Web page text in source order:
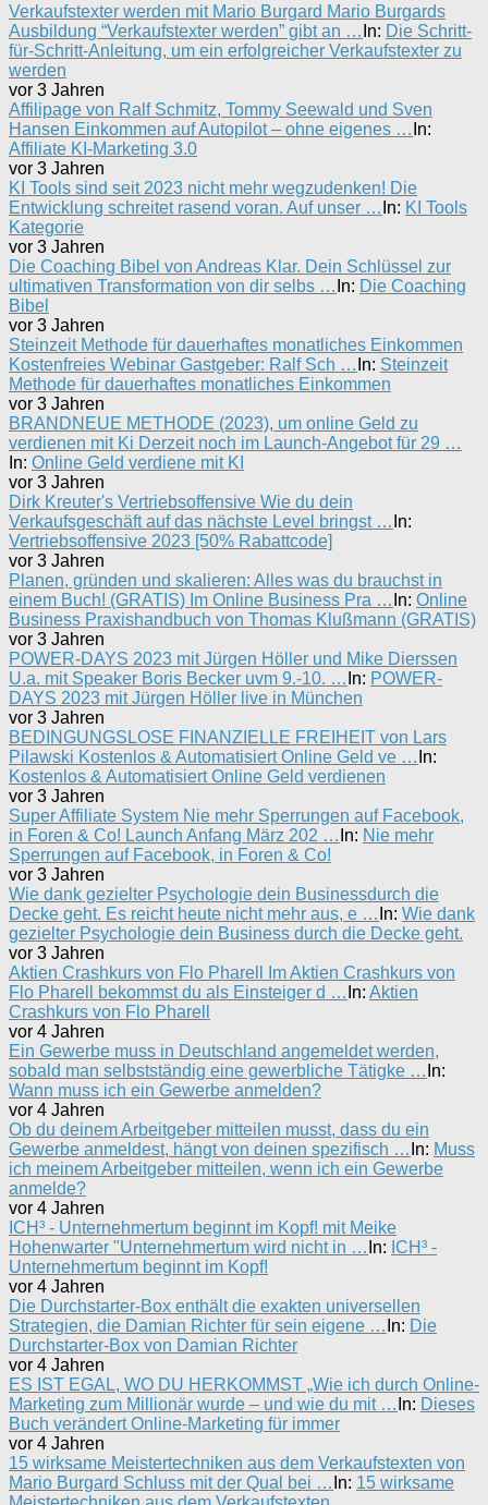
Verkaufstexter werden mit Mario Burgard Mario Burgards
Ausbildung “Verkaufstexter werden” gibt an … In: Die Schritt-
für-Schritt-Anleitung, um ein erfolgreicher Verkaufstexter zu
werden
vor 3 Jahren
Affilipage von Ralf Schmitz, Tommy Seewald und Sven
Hansen Einkommen auf Autopilot – ohne eigenes … In:
Affiliate KI-Marketing 3.0
vor 3 Jahren
KI Tools sind seit 2023 nicht mehr wegzudenken! Die
Entwicklung schreitet rasend voran. Auf unser … In: KI Tools
Kategorie
vor 3 Jahren
Die Coaching Bibel von Andreas Klar. Dein Schlüssel zur
ultimativen Transformation von dir selbs … In: Die Coaching
Bibel
vor 3 Jahren
Steinzeit Methode für dauerhaftes monatliches Einkommen
Kostenfreies Webinar Gastgeber: Ralf Sch … In: Steinzeit
Methode für dauerhaftes monatliches Einkommen
vor 3 Jahren
BRANDNEUE METHODE (2023), um online Geld zu
verdienen mit Ki Derzeit noch im Launch-Angebot für 29 …
In: Online Geld verdiene mit KI
vor 3 Jahren
Dirk Kreuter's Vertriebsoffensive Wie du dein
Verkaufsgeschäft auf das nächste Level bringst … In:
Vertriebsoffensive 2023 [50% Rabattcode]
vor 3 Jahren
Planen, gründen und skalieren: Alles was du brauchst in
einem Buch! (GRATIS) Im Online Business Pra … In: Online
Business Praxishandbuch von Thomas Klußmann (GRATIS)
vor 3 Jahren
POWER-DAYS 2023 mit Jürgen Höller und Mike Dierssen
U.a. mit Speaker Boris Becker uvm 9.-10. … In: POWER-
DAYS 2023 mit Jürgen Höller live in München
vor 3 Jahren
BEDINGUNGSLOSE FINANZIELLE FREIHEIT von Lars
Pilawski Kostenlos & Automatisiert Online Geld ve … In:
Kostenlos & Automatisiert Online Geld verdienen
vor 3 Jahren
Super Affiliate System Nie mehr Sperrungen auf Facebook,
in Foren & Co! Launch Anfang März 202 … In: Nie mehr
Sperrungen auf Facebook, in Foren & Co!
vor 3 Jahren
Wie dank gezielter Psychologie dein Businessdurch die
Decke geht. Es reicht heute nicht mehr aus, e … In: Wie dank
gezielter Psychologie dein Business durch die Decke geht.
vor 3 Jahren
Aktien Crashkurs von Flo Pharell Im Aktien Crashkurs von
Flo Pharell bekommst du als Einsteiger d … In: Aktien
Crashkurs von Flo Pharell
vor 4 Jahren
Ein Gewerbe muss in Deutschland angemeldet werden,
sobald man selbstständig eine gewerbliche Tätigke … In:
Wann muss ich ein Gewerbe anmelden?
vor 4 Jahren
Ob du deinem Arbeitgeber mitteilen musst, dass du ein
Gewerbe anmeldest, hängt von deinen spezifisch … In: Muss
ich meinem Arbeitgeber mitteilen, wenn ich ein Gewerbe
anmelde?
vor 4 Jahren
ICH³ - Unternehmertum beginnt im Kopf! mit Meike
Hohenwarter "Unternehmertum wird nicht in … In: ICH³ -
Unternehmertum beginnt im Kopf!
vor 4 Jahren
Die Durchstarter-Box enthält die exakten universellen
Strategien, die Damian Richter für sein eigene … In: Die
Durchstarter-Box von Damian Richter
vor 4 Jahren
ES IST EGAL, WO DU HERKOMMST „Wie ich durch Online-
Marketing zum Millionär wurde – und wie du mit … In: Dieses
Buch verändert Online-Marketing für immer
vor 4 Jahren
15 wirksame Meistertechniken aus dem Verkaufstexten von
Mario Burgard Schluss mit der Qual bei … In: 15 wirksame